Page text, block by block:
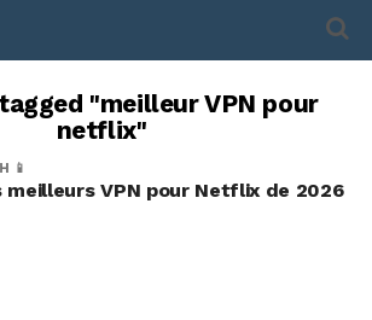
"meilleur VPN pour
netflix"
📱
meilleurs VPN pour Netflix de 2026